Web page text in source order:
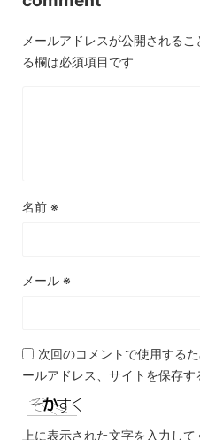
メールアドレスが公開されるこ
る欄は必須項目です
名前 ※
メール ※
次回のコメントで使用する
ールアドレス、サイトを保存す
上に表示された文字を入力して